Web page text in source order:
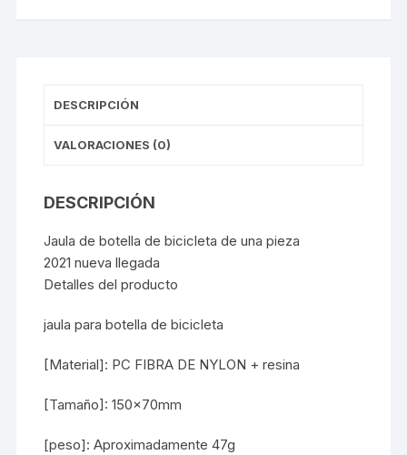
DESCRIPCIÓN
VALORACIONES (0)
DESCRIPCIÓN
Jaula de botella de bicicleta de una pieza
2021 nueva llegada
Detalles del producto
jaula para botella de bicicleta
[Material]: PC FIBRA DE NYLON + resina
[Tamaño]: 150x70mm
[peso]: Aproximadamente 47g